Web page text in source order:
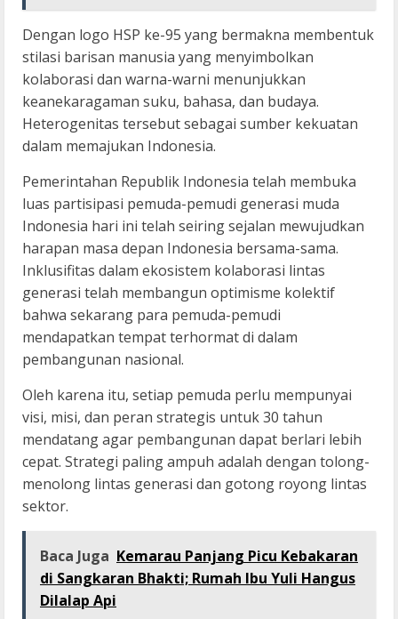
Dengan logo HSP ke-95 yang bermakna membentuk
stilasi barisan manusia yang menyimbolkan
kolaborasi dan warna-warni menunjukkan
keanekaragaman suku, bahasa, dan budaya.
Heterogenitas tersebut sebagai sumber kekuatan
dalam memajukan Indonesia.
Pemerintahan Republik Indonesia telah membuka
luas partisipasi pemuda-pemudi generasi muda
Indonesia hari ini telah seiring sejalan mewujudkan
harapan masa depan Indonesia bersama-sama.
Inklusifitas dalam ekosistem kolaborasi lintas
generasi telah membangun optimisme kolektif
bahwa sekarang para pemuda-pemudi
mendapatkan tempat terhormat di dalam
pembangunan nasional.
Oleh karena itu, setiap pemuda perlu mempunyai
visi, misi, dan peran strategis untuk 30 tahun
mendatang agar pembangunan dapat berlari lebih
cepat. Strategi paling ampuh adalah dengan tolong-
menolong lintas generasi dan gotong royong lintas
sektor.
Baca Juga Kemarau Panjang Picu Kebakaran
di Sangkaran Bhakti; Rumah Ibu Yuli Hangus
Dilalap Api